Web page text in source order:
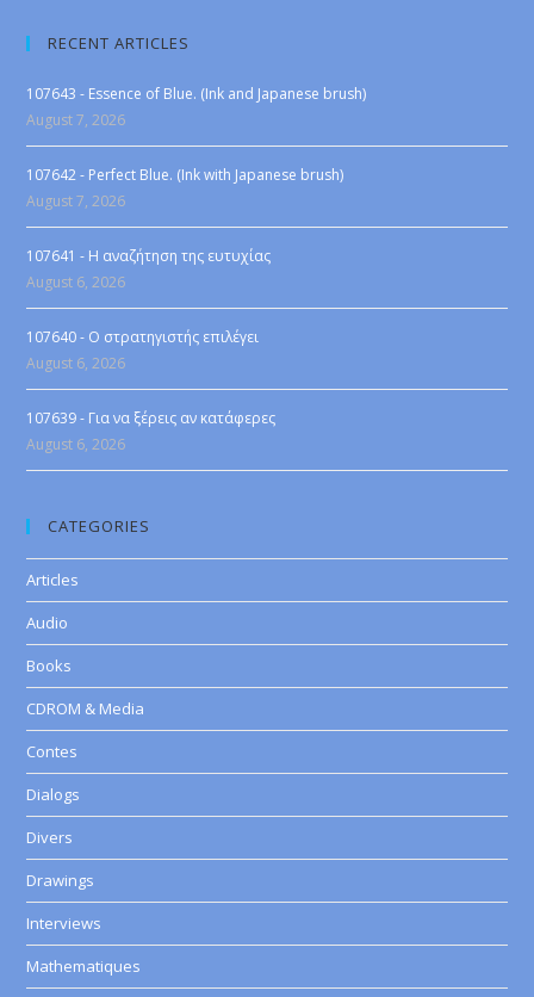
RECENT ARTICLES
107643 - Essence of Blue. (Ink and Japanese brush)
August 7, 2026
107642 - Perfect Blue. (Ink with Japanese brush)
August 7, 2026
107641 - Η αναζήτηση της ευτυχίας
August 6, 2026
107640 - Ο στρατηγιστής επιλέγει
August 6, 2026
107639 - Για να ξέρεις αν κατάφερες
August 6, 2026
CATEGORIES
Articles
Audio
Books
CDROM & Media
Contes
Dialogs
Divers
Drawings
Interviews
Mathematiques